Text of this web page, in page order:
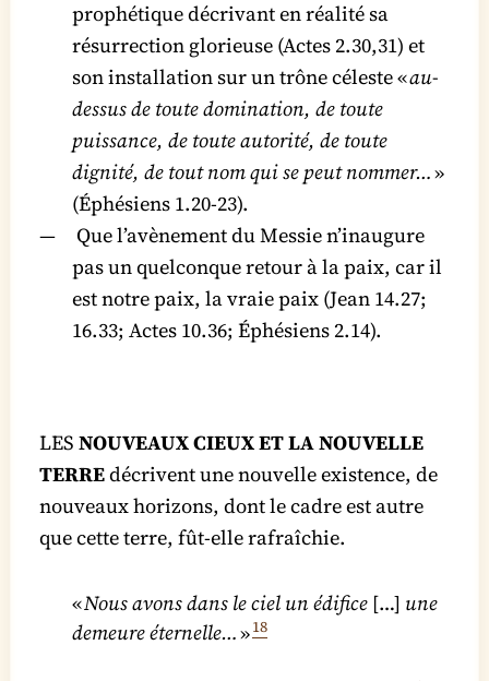
prophétique décrivant en réalité sa
résurrection glorieuse (Actes 2.30,31) et
son installation sur un trône céleste «au-
dessus de toute domination, de toute
puissance, de toute autorité, de toute
dignité, de tout nom qui se peut nommer…»
(Éphésiens 1.20-23).
Que l’avènement du Messie n’inaugure
pas un quelconque retour à la paix, car il
est notre paix, la vraie paix (Jean 14.27;
16.33; Actes 10.36; Éphésiens 2.14).
LES NOUVEAUX CIEUX ET LA NOUVELLE
TERREdécrivent une nouvelle existence, de
nouveaux horizons, dont le cadre est autre
que cette terre, fût-elle rafraîchie.
«Nous avons dans le ciel un édifice […] une
demeure éternelle…»18